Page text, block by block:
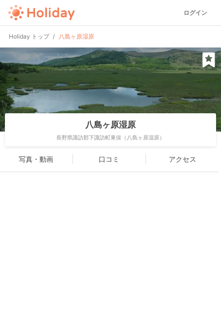
ログイン
Holiday トップ 八島ヶ原湿原
八島ヶ原湿原
長野県諏訪郡下諏訪町東俣（八島ヶ原湿原）
写真・動画 口コミ アクセス